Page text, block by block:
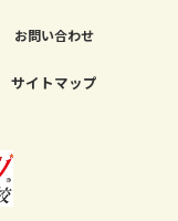
お問い合わせ
サイトマップ